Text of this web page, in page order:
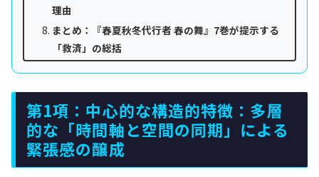
理由
まとめ：『春夏秋冬代行者 春の舞』7巻が提示する
「救済」の総括
第1項：中心的な構造的特徴：多層
的な「時間軸と空間の同期」による
緊張感の醸成